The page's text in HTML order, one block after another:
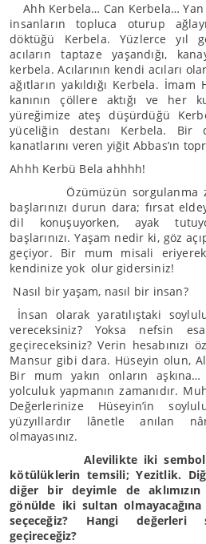
Ahh Kerbela… Can Kerbela… Yan
insanların topluca oturup
döktüğü Kerbela. Yüzlerce yıl
acıların taptaze yaşandığı,
kerbela. Acılarının kendi acıları
ağıtların yakıldığı Kerbela. İmam
kanının çöllere aktığı ve her
yüreğimize ateş düşürdüğü
yüceliğin destanı Kerbela. Bir
kanatlarını veren yiğit Abbas’ın
Ahhh Kerbü Bela ahhhh!
Özümüzün sorgulanma
başlarınızı durun dara; fırsat
dil konuşuyorken, ayak
başlarınızı. Yaşam nedir ki, göz
geçiyor. Bir mum misali
kendinize yok olur gidersiniz!
Nasıl bir yaşam, nasıl bir insan?
İnsan olarak yaratılıştaki
vereceksiniz? Yoksa nefsin
geçireceksiniz? Verin hesabınızı
Mansur gibi dara. Hüseyin olun,
Bir mum yakın onların
yolculuk yapmanın zamanıdır.
Değerlerinize Hüseyin’in
yüzyıllardır lânetle anılan
olmayasınız.
Alevilikte iki sembol
kötülüklerin temsili; Yezitlik.
diğer bir deyimle de
gönülde iki sultan
seçeceğiz? Hangi değerleri
geçireceğiz?